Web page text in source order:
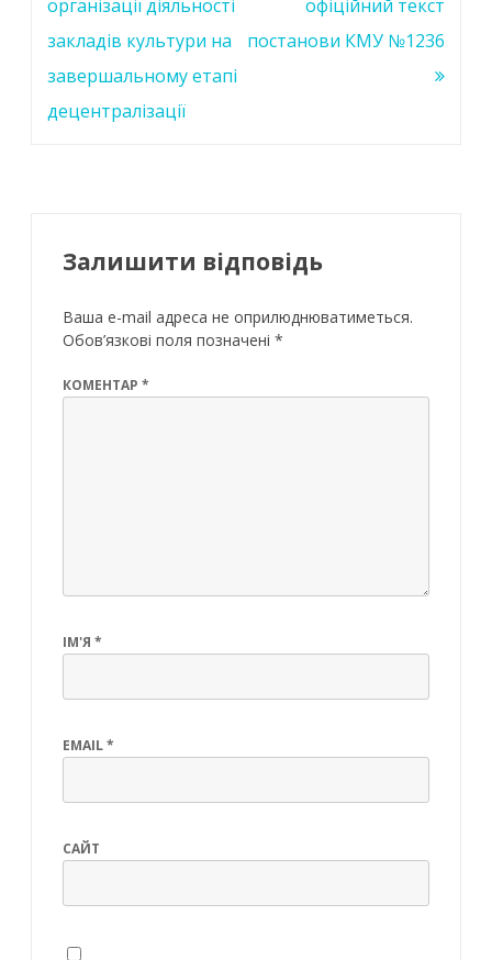
k p
організації діяльності
закладів культури на
завершальному етапі
децентралізації
офіційний текст
постанови КМУ №1236
Залишити відповідь
Ваша e-mail адреса не оприлюднюватиметься.
Обов’язкові поля позначені *
КОМЕНТАР *
ІМ'Я *
EMAIL*
САЙТ